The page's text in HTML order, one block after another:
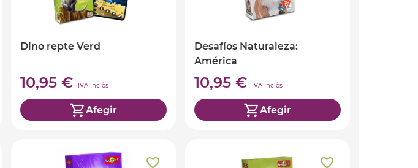
Dino repte Verd
10,95 € IVA inclòs
Afegir
Desafíos Naturaleza:
América
10,95 € IVA inclòs
Afegir